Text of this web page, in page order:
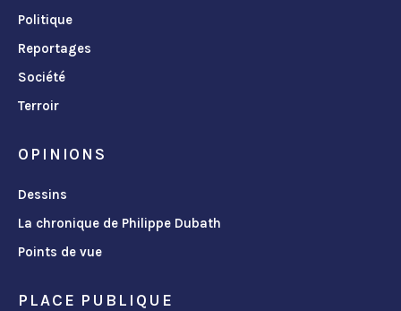
Politique
Reportages
Société
Terroir
OPINIONS
Dessins
La chronique de Philippe Dubath
Points de vue
PLACE PUBLIQUE